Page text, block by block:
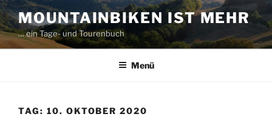
Zum
Inhalt
springen
MOUNTAINBIKEN IST MEHR
… ein Tage- und Tourenbuch
Menü
TAG: 10. OKTOBER 2020